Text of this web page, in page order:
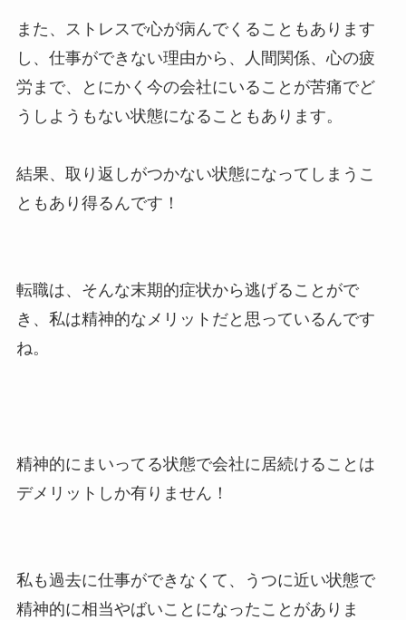
また、ストレスで心が病んでくることもあります
し、仕事ができない理由から、人間関係、心の疲
労まで、とにかく今の会社にいることが苦痛でど
うしようもない状態になることもあります。
結果、取り返しがつかない状態になってしまうこ
ともあり得るんです！
転職は、そんな末期的症状から逃げることがで
き、私は精神的なメリットだと思っているんです
ね。
精神的にまいってる状態で会社に居続けることは
デメリットしか有りません！
私も過去に仕事ができなくて、うつに近い状態で
精神的に相当やばいことになったことがありま